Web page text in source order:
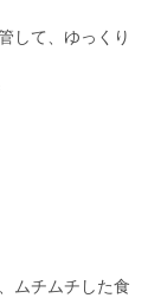
して、ゆっくり
ムチムチした食